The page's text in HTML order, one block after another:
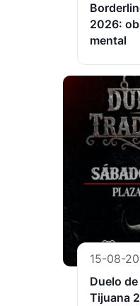
2026:
mental
15-08-
Duelo
Tijuana